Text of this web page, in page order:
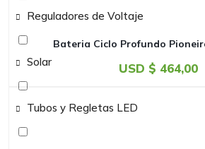
Reguladores de Voltaje
Solar
Tubos y Regletas LED
Bateria Ciclo Profundo
USD $ 464,00